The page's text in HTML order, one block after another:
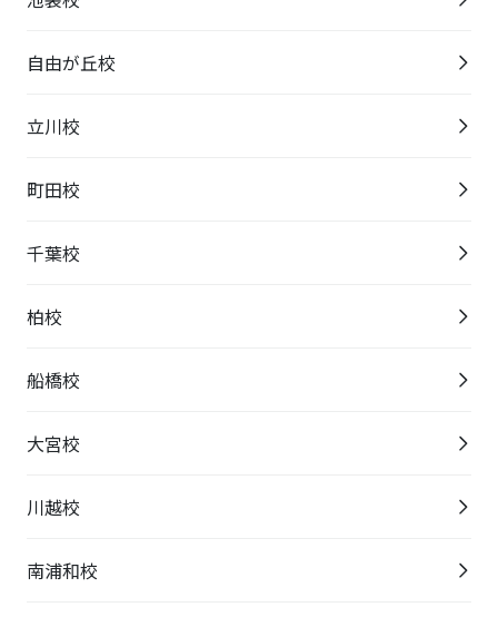
自由が丘校
立川校
町田校
千葉校
柏校
船橋校
大宮校
川越校
南浦和校